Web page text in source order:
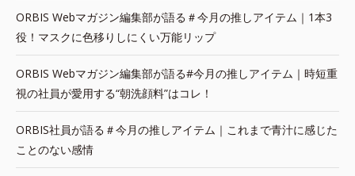
ORBIS Webマガジン編集部が語る＃今月の推しアイテム｜1本3
役！マスクに色移りしにくい万能リップ
ORBIS Webマガジン編集部が語る#今月の推しアイテム｜時短重
視の社員が愛用する“朝洗顔料”はコレ！
ORBIS社員が語る＃今月の推しアイテム｜これまで青汁に感じた
ことのない感情